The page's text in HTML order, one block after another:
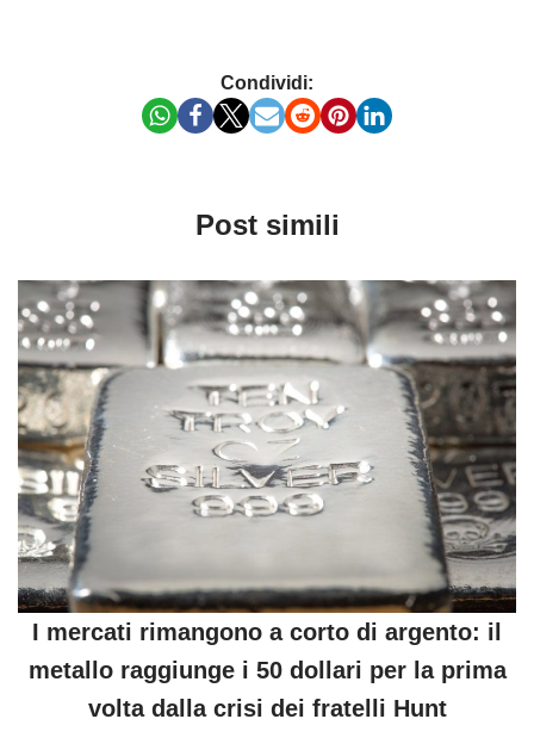
Condividi:
Post simili
I mercati rimangono a corto di argento: il
metallo raggiunge i 50 dollari per la prima
volta dalla crisi dei fratelli Hunt